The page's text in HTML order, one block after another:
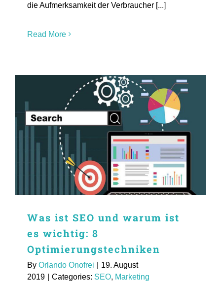
die Aufmerksamkeit der Verbraucher [...]
Read More
Was ist SEO und warum ist
es wichtig: 8
Optimierungstechniken
By Orlando Onofrei
19. August
2019
Categories: SEO, Marketing